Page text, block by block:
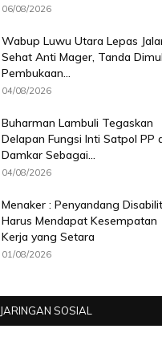
06/08/2026
Wabup Luwu Utara Lepas
Sehat Anti Mager, Tanda
Pembukaan...
04/08/2026
Buharman Lambuli Tegaskan
Delapan Fungsi Inti Satpol PP
Damkar Sebagai...
04/08/2026
Menaker : Penyandang
Harus Mendapat Kesempatan
Kerja yang Setara
01/08/2026
JARINGAN SOSIAL